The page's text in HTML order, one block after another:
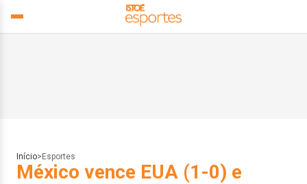
Início> Esportes
México vence EUA (1-0) e